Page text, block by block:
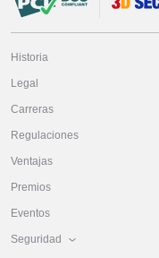
Historia
Legal
Carreras
Regulaciones
Ventajas
Premios
Eventos
Seguridad